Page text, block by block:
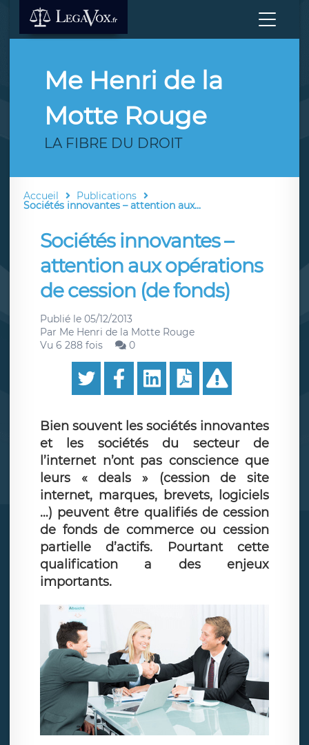
Me Henri de la
Motte Rouge
LA FIBRE DU DROIT
Accueil Publications
Sociétés innovantes – attention aux...
Sociétés innovantes –
attention aux opérations
de cession (de fonds)
Publié le 05/12/2013
Par Me Henri de la Motte Rouge
Vu 6 288 fois
0
Bien souvent les sociétés innovantes
et les sociétés du secteur de
l’internet n’ont pas conscience que
leurs « deals » (cession de site
internet, marques, brevets, logiciels
…) peuvent être qualifiés de cession
de fonds de commerce ou cession
partielle d’actifs. Pourtant cette
qualification a des enjeux
importants.